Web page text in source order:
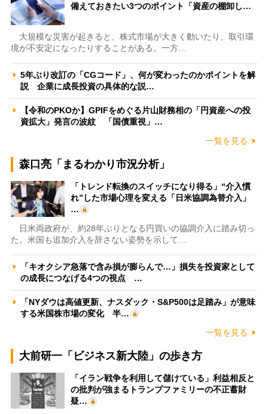
備えておきたい3つのポイント「資産の棚卸し…
大規模な災害が起きると、株式市場が大きく動いたり、取引環
境が不安定になったりすることがある。一方…
5年ぶり改訂の「CGコード」、何が変わったのかポイントを解
説 企業に成長投資の具体的な説…
【令和のPKOか】GPIFをめぐる片山財務相の「円資産への投
資拡大」発言の波紋 「国債重視」…
一覧を見る
森口亮「まるわかり市況分析」
「トレンド転換のスイッチになり得る」“介入慣
れ”した市場心理を変える「日米協調為替介入」
…
日米両政府が、約28年ぶりとなる円買いの協調介入に踏み切っ
た。米国も追加介入を辞さない姿勢を示して…
「キオクシア急落で含み損が膨らんで…」損失を投資家として
の成長につなげる4つの視点 …
「NYダウは高値更新、ナスダック・S&P500は足踏み」が意味
する米国株市場の変化 半…
一覧を見る
大前研一「ビジネス新大陸」の歩き方
「イラン戦争を利用して儲けている」利益相反と
の批判が強まるトランプファミリーの不正蓄財
疑…